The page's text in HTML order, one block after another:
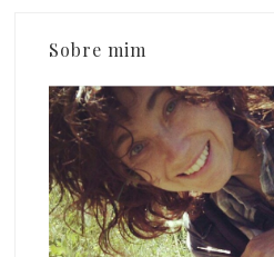
Sobre mim